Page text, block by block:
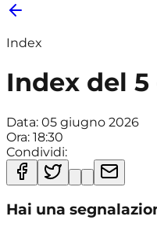
Index
Index del
Data: 05 giugno 2026
Ora: 18:30
Condividi:
Hai una